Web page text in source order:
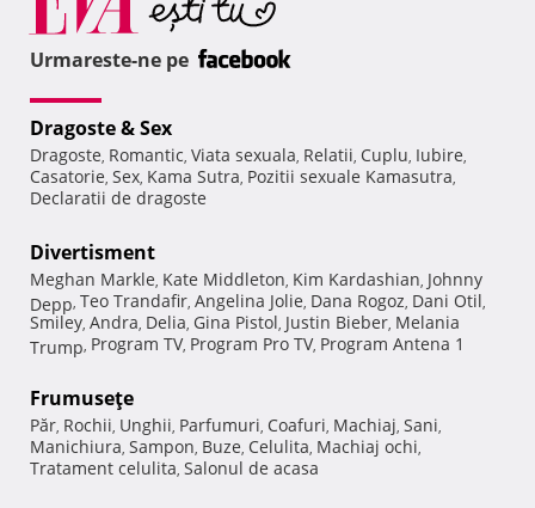
Urmareste-ne pe
Dragoste & Sex
Dragoste, Romantic, Viata sexuala, Relatii, Cuplu, Iubire,
Casatorie, Sex, Kama Sutra, Pozitii sexuale Kamasutra,
Declaratii de dragoste
Divertisment
Meghan Markle, Kate Middleton, Kim Kardashian, Johnny
Depp, Teo Trandafir, Angelina Jolie, Dana Rogoz, Dani Otil,
Smiley, Andra, Delia, Gina Pistol, Justin Bieber, Melania
Trump, Program TV, Program Pro TV, Program Antena 1
Frumuseţe
Păr, Rochii, Unghii, Parfumuri, Coafuri, Machiaj, Sani,
Manichiura, Sampon, Buze, Celulita, Machiaj ochi,
Tratament celulita, Salonul de acasa